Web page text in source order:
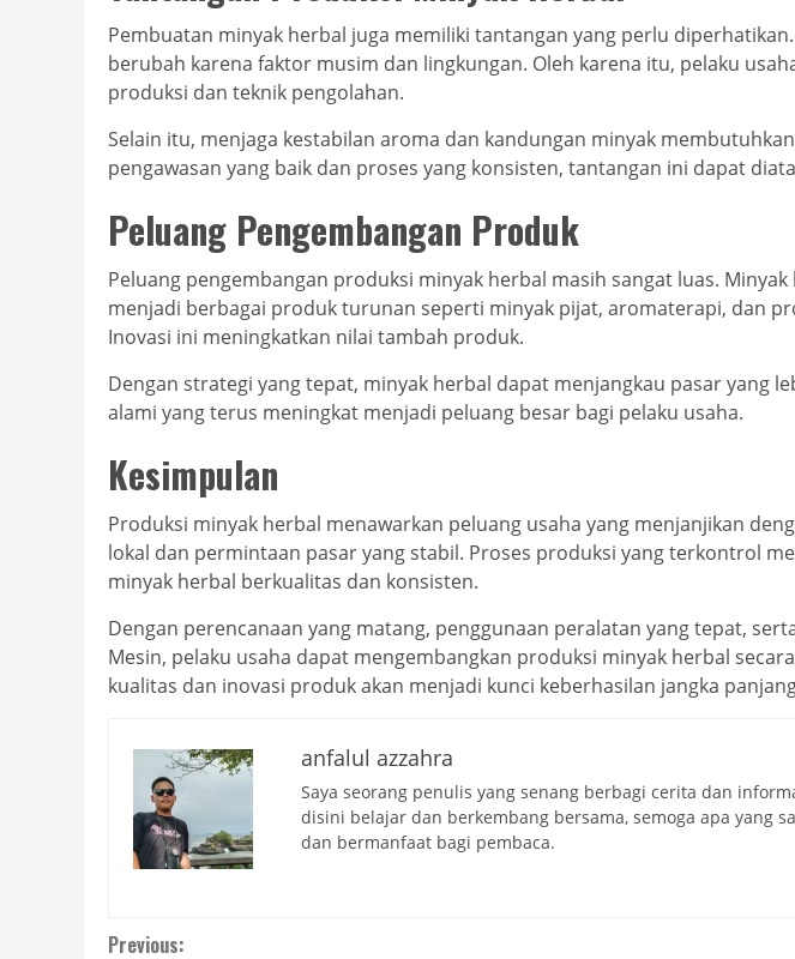
Pembuatan minyak herbal juga memiliki tantangan yang perlu
berubah karena faktor musim dan lingkungan. Oleh karena itu, pelaku
produksi dan teknik pengolahan.
Selain itu, menjaga kestabilan aroma dan kandungan minyak
pengawasan yang baik dan proses yang konsisten, tantangan ini dapat
Peluang Pengembangan Produk
Peluang pengembangan produksi minyak herbal masih sangat luas.
menjadi berbagai produk turunan seperti minyak pijat, aromaterapi, dan
Inovasi ini meningkatkan nilai tambah produk.
Dengan strategi yang tepat, minyak herbal dapat menjangkau pasar yang
alami yang terus meningkat menjadi peluang besar bagi pelaku usaha.
Kesimpulan
Produksi minyak herbal menawarkan peluang usaha yang menjanjikan
lokal dan permintaan pasar yang stabil. Proses produksi yang terkontrol
minyak herbal berkualitas dan konsisten.
Dengan perencanaan yang matang, penggunaan peralatan yang tepat,
Mesin, pelaku usaha dapat mengembangkan produksi minyak herbal
kualitas dan inovasi produk akan menjadi kunci keberhasilan jangka
anfalul azzahra
Saya seorang penulis yang senang berbagi cerita dan
disini belajar dan berkembang bersama, semoga apa yang
dan bermanfaat bagi pembaca.
Previous: